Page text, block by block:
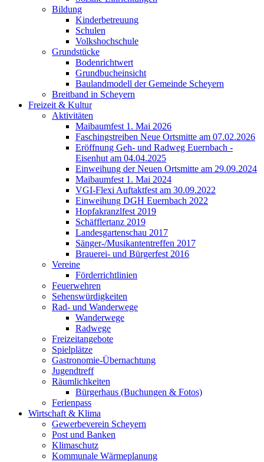
Bildung
Kinderbetreuung
Schulen
Volkshochschule
Grundstücke
Bodenrichtwert
Grundbucheinsicht
Baulandmodell der Gemeinde Scheyern
Breitband in Scheyern
Freizeit & Kultur
Aktivitäten
Maibaumfest 1. Mai 2026
Faschingstreiben Neue Ortsmitte am 07.02.2026
Eröffnung Geh- und Radweg Euernbach -
Eisenhut am 04.04.2025
Einweihung der Neuen Ortsmitte am 29.09.2024
Maibaumfest 1. Mai 2024
VGI-Flexi Auftaktfest am 30.09.2022
Einweihung DGH Euernbach 2022
Hopfakranzlfest 2019
Schäfflertanz 2019
Landesgartenschau 2017
Sänger-/Musikantentreffen 2017
Brauerei- und Bürgerfest 2016
Vereine
Förderrichtlinien
Feuerwehren
Sehenswürdigkeiten
Rad- und Wanderwege
Wanderwege
Radwege
Freizeitangebote
Spielplätze
Gastronomie-Übernachtung
Jugendtreff
Räumlichkeiten
Bürgerhaus (Buchungen & Fotos)
Ferienpass
Wirtschaft & Klima
Gewerbeverein Scheyern
Post und Banken
Klimaschutz
Kommunale Wärmeplanung